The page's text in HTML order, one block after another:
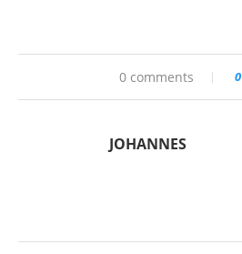
0 comments 0
JOHANNES